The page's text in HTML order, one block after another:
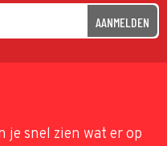
AANMELDEN
je snel zien wat er op